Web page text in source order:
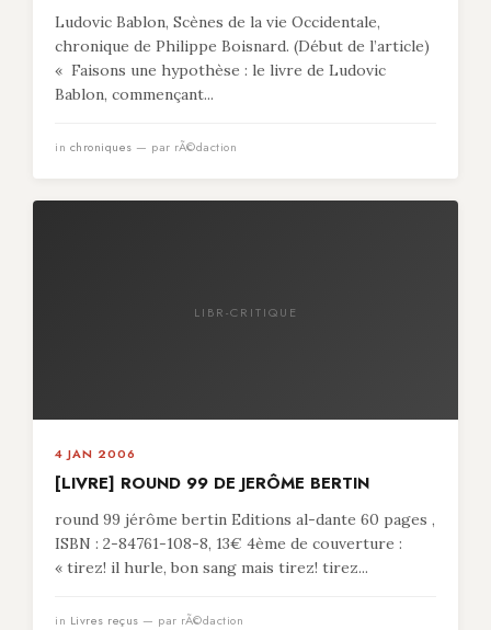
Ludovic Bablon, Scènes de la vie Occidentale,
chronique de Philippe Boisnard. (Début de l’article)
« Faisons une hypothèse : le livre de Ludovic
Bablon, commençant...
in chroniques — par rÃ©daction
LIBR-CRITIQUE
4 JAN 2006
[LIVRE] ROUND 99 DE JERÔME BERTIN
round 99 jérôme bertin Editions al-dante 60 pages ,
ISBN : 2-84761-108-8, 13€ 4ème de couverture :
« tirez! il hurle, bon sang mais tirez! tirez...
in Livres reçus — par rÃ©daction